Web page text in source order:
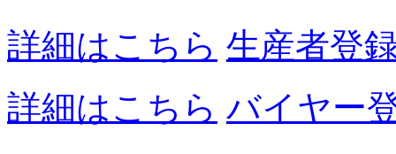
詳細はこちら 生産者登
詳細はこちら バイヤー